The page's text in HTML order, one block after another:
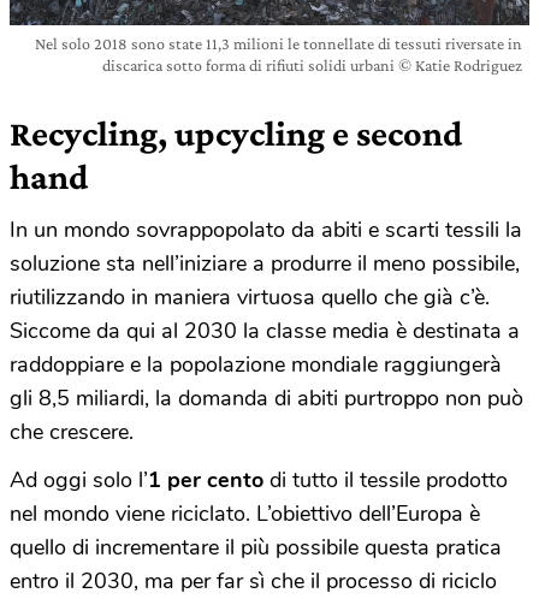
Nel solo 2018 sono state 11,3 milioni le tonnellate di tessuti riversate in
discarica sotto forma di rifiuti solidi urbani © Katie Rodriguez
Recycling, upcycling e second
hand
In un mondo sovrappopolato da abiti e scarti tessili la
soluzione sta nell’iniziare a produrre il meno possibile,
riutilizzando in maniera virtuosa quello che già c’è.
Siccome da qui al 2030 la classe media è destinata a
raddoppiare e la popolazione mondiale raggiungerà
gli 8,5 miliardi, la domanda di abiti purtroppo non può
che crescere.
Ad oggi solo l’1 per cento di tutto il tessile prodotto
nel mondo viene riciclato. L’obiettivo dell’Europa è
quello di incrementare il più possibile questa pratica
entro il 2030, ma per far sì che il processo di riciclo